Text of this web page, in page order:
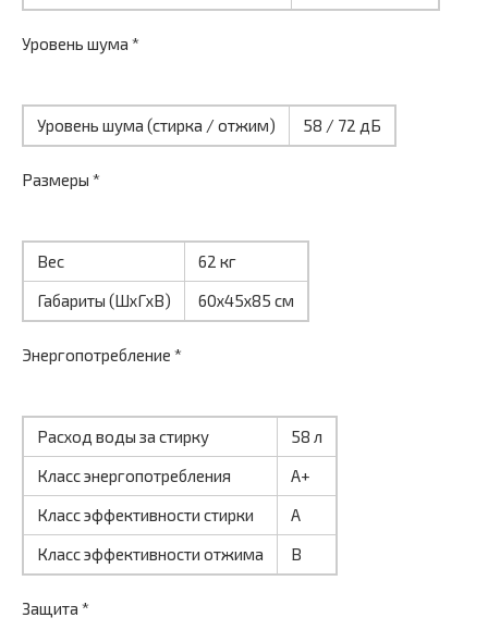
Уровень шума *
Уровень шума (стирка / отжим) 58 / 72 дБ
Размеры *
Вес
62 кг
Габариты (ШxГxВ)
60x45x85 см
Энергопотребление *
Расход воды за стирку
58 л
Класс энергопотребления
A+
Класс эффективности стирки
A
Класс эффективности отжима
B
Защита *